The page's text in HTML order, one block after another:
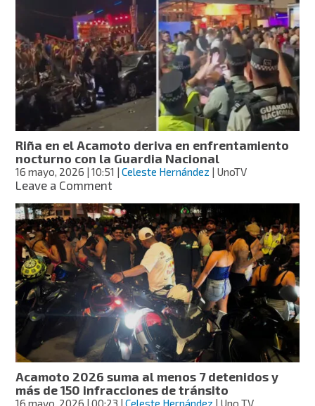
Acamoto
2026,
la
Guardia
Nacional
implementa
operativo
en
Acapulco
Riña en el Acamoto deriva en enfrentamiento
nocturno con la Guardia Nacional
16 mayo, 2026 | 10:51 |Celeste Hernández | UnoTV
Leave a Commenton
en
el
Acamoto
deriva
en
enfrentamiento
nocturno
con
la
Guardia
Nacional
Acamoto 2026 suma al menos 7 detenidos y
más de 150 infracciones de tránsito